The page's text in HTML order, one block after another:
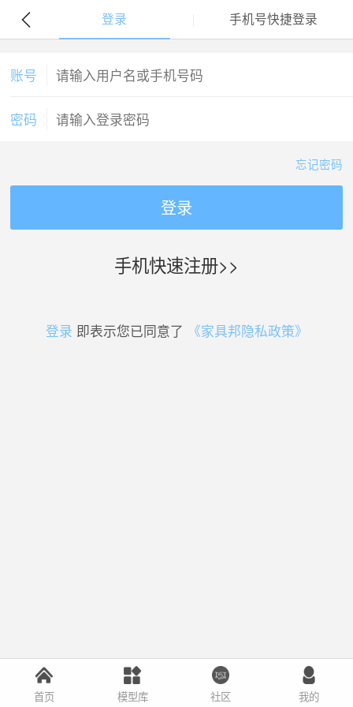
登录 手机号快捷登录
账号
密码
忘记密码
登录
手机快速注册>>
登录 即表示您已同意了 《家具邦隐私政策》
首页 模型库 社区 我的